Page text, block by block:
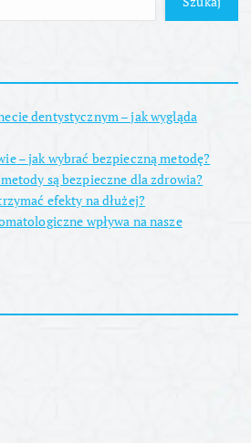
dentystycznym – jak wygląda
– jak wybrać bezpieczną metodę?
są bezpieczne dla zdrowia?
efekty na dłużej?
wpływa na nasze